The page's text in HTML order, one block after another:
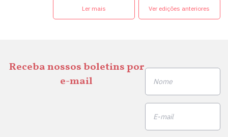
Ler mais Ver edições anteriores
Receba nossos boletins por
e-mail